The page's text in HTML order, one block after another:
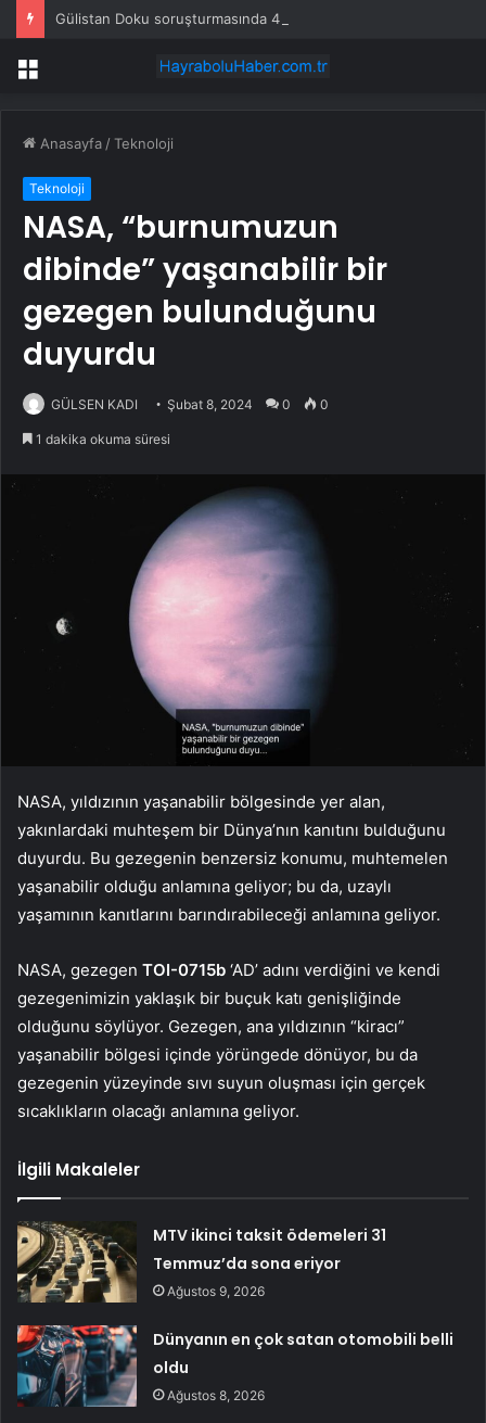
Gülistan Doku soruşturmasında 4 polis tutuklandı
Menü
Anasayfa /Teknoloji
Teknoloji
NASA, “burnumuzun
dibinde” yaşanabilir bir
gezegen bulunduğunu
duyurdu
GÜLSEN KADI Şubat 8, 2024 0 0
1 dakika okuma süresi
NASA, yıldızının yaşanabilir bölgesinde yer alan,
yakınlardaki muhteşem bir Dünya’nın kanıtını bulduğunu
duyurdu. Bu gezegenin benzersiz konumu, muhtemelen
yaşanabilir olduğu anlamına geliyor; bu da, uzaylı
yaşamının kanıtlarını barındırabileceği anlamına geliyor.
NASA, gezegen TOI-0715b ‘AD’ adını verdiğini ve kendi
gezegenimizin yaklaşık bir buçuk katı genişliğinde
olduğunu söylüyor. Gezegen, ana yıldızının “kiracı”
yaşanabilir bölgesi içinde yörüngede dönüyor, bu da
gezegenin yüzeyinde sıvı suyun oluşması için gerçek
sıcaklıkların olacağı anlamına geliyor.
İlgili Makaleler
MTV ikinci taksit ödemeleri 31
Temmuz’da sona eriyor
Ağustos 9, 2026
Dünyanın en çok satan otomobili belli
oldu
Ağustos 8, 2026